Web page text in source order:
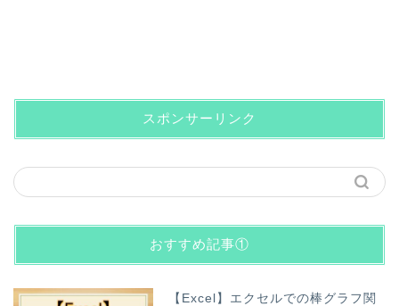
スポンサーリンク
おすすめ記事①
【Excel】エクセルでの棒グラフ関